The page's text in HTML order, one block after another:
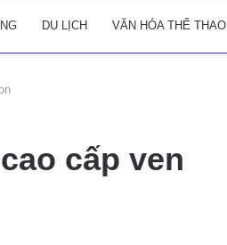
DU LỊCH VĂN HÓA THỂ THAO
cấp ven